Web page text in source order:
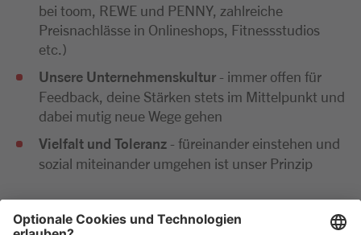
bei toom, REWE und PENNY, zahlreiche
Preisnachlässe in Onlineshops, Fitnessstudios
etc.)
Unsere Unternehmenskultur - immer offen für
Feedback, deine Stärken stets im Mittelpunkt und
dabei mutig neue Wege gehen
Vielfalt und Toleranz - füreinander einstehen und
sozial miteinander umgehen ist unser Prinzip
diese ausschließlich digital ein. Im Anschluss an deine